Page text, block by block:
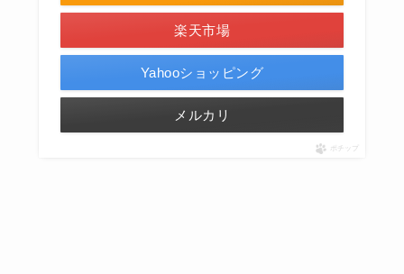
楽天市場
Yahooショッピング
メルカリ
ポチップ